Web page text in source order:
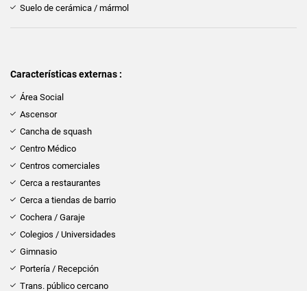
Suelo de cerámica / mármol
Características externas :
Área Social
Ascensor
Cancha de squash
Centro Médico
Centros comerciales
Cerca a restaurantes
Cerca a tiendas de barrio
Cochera / Garaje
Colegios / Universidades
Gimnasio
Portería / Recepción
Trans. público cercano